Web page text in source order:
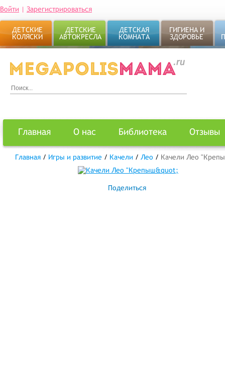
Войти | Зарегистрироваться
ДЕТСКИЕ
КОЛЯСКИ
ДЕТСКИЕ
АВТОКРЕСЛА
ДЕТСКАЯ
КОМНАТА
ГИГИЕНА И
ЗДОРОВЬЕ
Главная О нас Библиотека Отзывы
Главная / Игры и развитие / Качели / Лео / Качели Лео
Поделиться